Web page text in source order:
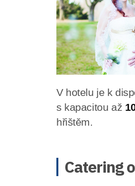
V hotelu je k
s kapacitou až
hřištěm.
Catering